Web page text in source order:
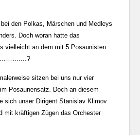
den Polkas, Märschen und Medleys
Doch woran hatte das
vielleicht an dem mit 5 Posaunisten
sitzen bei uns nur vier
Posaunensatz. Doch an diesem
sich unser Dirigent Stanislav Klimov
mit kräftigen Zügen das Orchester